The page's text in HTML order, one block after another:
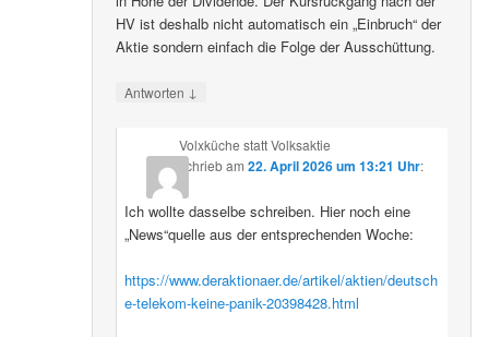
HV ist deshalb nicht automatisch ein „Einbruch“ der
Aktie sondern einfach die Folge der Ausschüttung.
Antworten ↓
Volxküche statt Volksaktie
schriebam 22. April 2026 um 13:21 Uhr:
Ich wollte dasselbe schreiben. Hier noch eine
„News“quelle aus der entsprechenden Woche:
https://www.deraktionaer.de/artikel/aktien/deutsch
e-telekom-keine-panik-20398428.html